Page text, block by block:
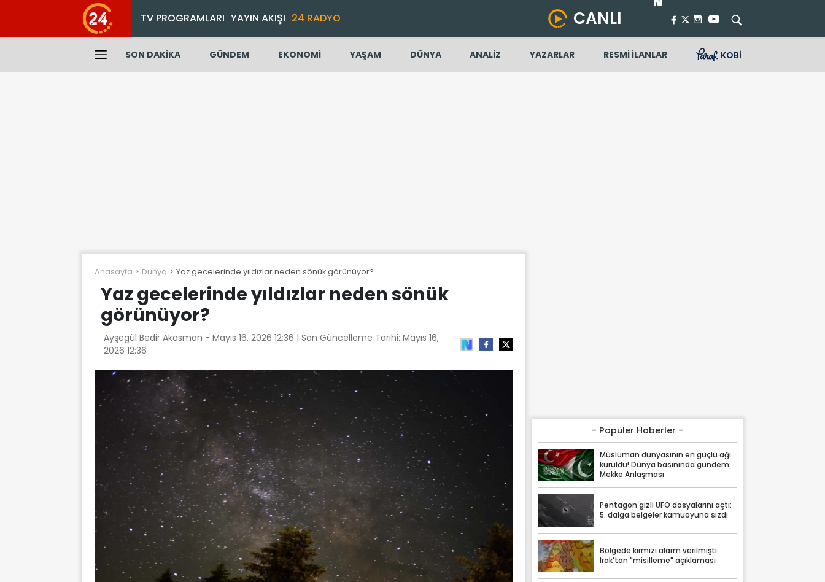
TV PROGRAMLARI YAYIN AKIŞI 24 RADYO CANLI
SON DAKİKA GÜNDEM EKONOMİ YAŞAM DÜNYA ANALİZ YAZARLAR RESMİ İLANLAR KOBİ
Anasayfa Dunya Yaz gecelerinde yıldızlar neden sönük görünüyor?
Yaz gecelerinde yıldızlar neden sönük
görünüyor?
Ayşegül Bedir Akosman - Mayıs 16, 2026 12:36 | Son Güncelleme Tarihi: Mayıs 16,
2026 12:36
- Popüler Haberler -
Müslüman dünyasının en güçlü ağı
kuruldu! Dünya basınında gündem:
Mekke Anlaşması
Pentagon gizli UFO dosyalarını açtı:
5. dalga belgeler kamuoyuna sızdı
Bölgede kırmızı alarm verilmişti:
Irak'tan "misilleme" açıklaması